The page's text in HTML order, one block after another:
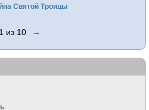
Святой Троицы
1 из 10 →